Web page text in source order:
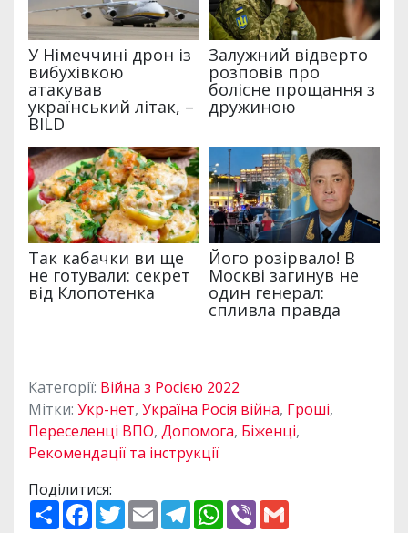
Категорії: Війна з Росією 2022
Мітки: Укр-нет, Україна Росія війна, Гроші,
Переселенці ВПО, Допомога, Біженці,
Рекомендації та інструкції
Поділитися:
П
о
F
a
T
w
E
m
T
e
W
h
V